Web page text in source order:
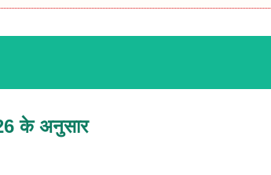
के अनुसार